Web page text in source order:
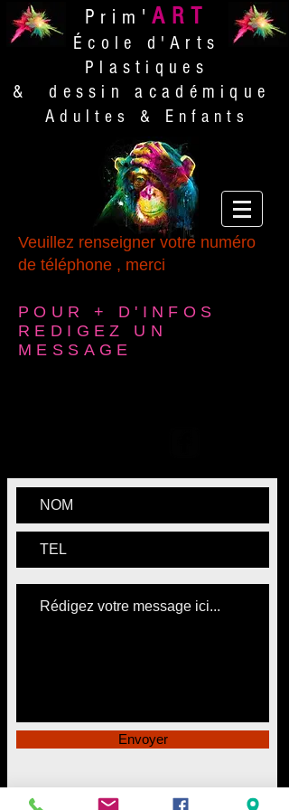
Prim' ART
École d'Arts
Plastiques
& dessin académique
Adultes & Enfants
Veuillez renseigner votre numéro
de téléphone , merci
POUR + D'INFOS
REDIGEZ UN
MESSAGE
Envoyer